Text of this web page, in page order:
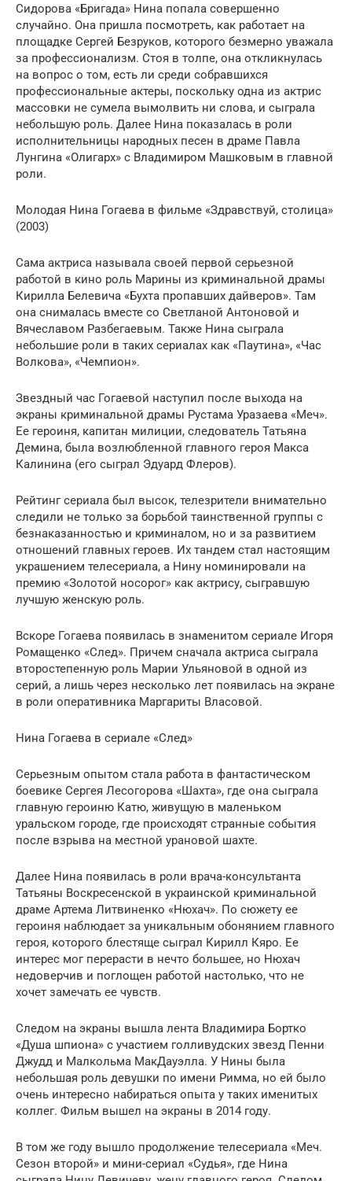
Сидорова «Бригада» Нина попала совершенно
случайно. Она пришла посмотреть, как работает на
площадке Сергeй Безруков, которого безмерно уважала
за профессионализм. Стоя в толпе, она откликнулась
на вопрос о том, есть ли среди собравшихся
профессиональные актеры, поскольку одна из актрис
массовки не сумела вымолвить ни слова, и сыграла
небольшую роль. Далее Нина показалась в роли
исполнительницы народных песен в драме Павла
Лунгина «Олигарх» с Владимиром Машковым в главной
роли.
Молодая Нина Гогаева в фильме «Здравствуй, столица»
(2003)
Сама актриса называла своей первой серьезной
работой в кино роль Марины из криминальной драмы
Кирилла Белевича «Бухта пропавших дайверов». Там
она снималась вместе со Светланой Антоновой и
Вячеславом Разбегаевым. Также Нина сыграла
небольшие роли в таких сериалах как «Паутина», «Час
Волкова», «Чемпион».
Звездный час Гогаевой наступил после выхода на
экраны криминальной драмы Рустама Уразаева «Меч».
Ее героиня, капитан милиции, следователь Татьяна
Демина, была возлюбленной главного героя Макса
Калинина (его сыграл Эдуард Флеров).
Рейтинг сериала был высок, телезрители внимательно
следили не только за борьбой таинственной группы с
безнаказанностью и криминалом, но и за развитием
отношений главных героев. Их тандем стал настоящим
украшением телесериала, а Нину номинировали на
премию «Золотой носорог» как актрису, сыгравшую
лучшую женскую роль.
Вскоре Гогаева появилась в знаменитом сериале Игоря
Ромащенко «След». Причем сначала актриса сыграла
второстепенную роль Марии Ульяновой в одной из
серий, а лишь через несколько лет появилась на экране
в роли оперативника Маргариты Власовой.
Нина Гогаева в сериале «След»
Серьезным опытом стала работа в фантастическом
боевике Сергея Лесогорова «Шахта», где она сыграла
главную героиню Катю, живущую в маленьком
уральском городе, где происходят странные события
после взрыва на местной урановой шахте.
Далее Нина появилась в роли врача-консультанта
Татьяны Воскресенской в украинской криминальной
драме Артема Литвиненко «Нюхач». По сюжету ее
героиня наблюдает за уникальным обонянием главного
героя, которого блестяще сыграл Кирилл Кяро. Ее
интерес мог перерасти в нечто большее, но Нюхач
недоверчив и поглощен работой настолько, что не
хочет замечать ее чувств.
Следом на экраны вышла лента Владимира Бортко
«Душа шпиона» с участием голливудских звезд Пенни
Джудд и Малкольма МакДауэлла. У Нины была
небольшая роль дeвyшки по имени Римма, но ей было
очень интересно набираться опыта у таких именитых
коллег. Фильм вышел на экраны в 2014 году.
В том же году вышло продолжение телесериала «Меч.
Сезон второй» и мини-сериал «Судья», где Нина